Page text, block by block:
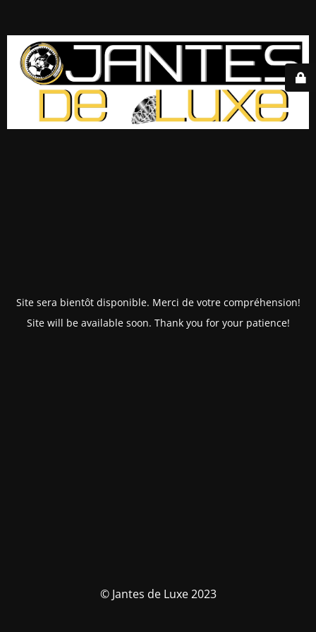
Site sera bientôt disponible. Merci de votre compréhension!
Site will be available soon. Thank you for your patience!
© Jantes de Luxe 2023